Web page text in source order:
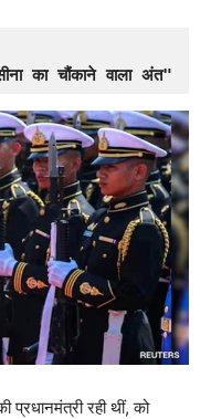
का चौंकाने वाला अंत"
प्रधानमंत्री रही थीं, को